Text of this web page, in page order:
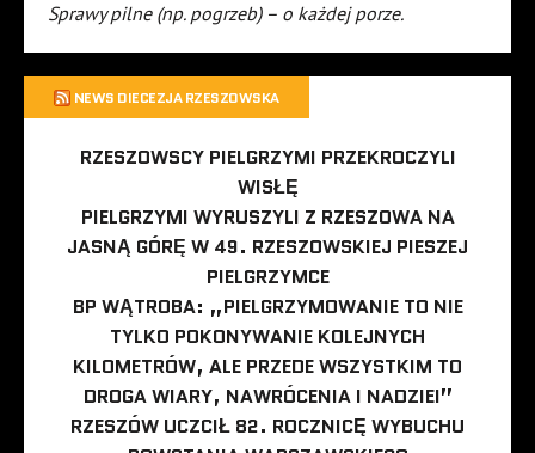
Sprawy pilne (np. pogrzeb) – o każdej porze.
NEWS DIECEZJA RZESZOWSKA
RZESZOWSCY PIELGRZYMI PRZEKROCZYLI
WISŁĘ
PIELGRZYMI WYRUSZYLI Z RZESZOWA NA
JASNĄ GÓRĘ W 49. RZESZOWSKIEJ PIESZEJ
PIELGRZYMCE
BP WĄTROBA: „PIELGRZYMOWANIE TO NIE
TYLKO POKONYWANIE KOLEJNYCH
KILOMETRÓW, ALE PRZEDE WSZYSTKIM TO
DROGA WIARY, NAWRÓCENIA I NADZIEI”
RZESZÓW UCZCIŁ 82. ROCZNICĘ WYBUCHU